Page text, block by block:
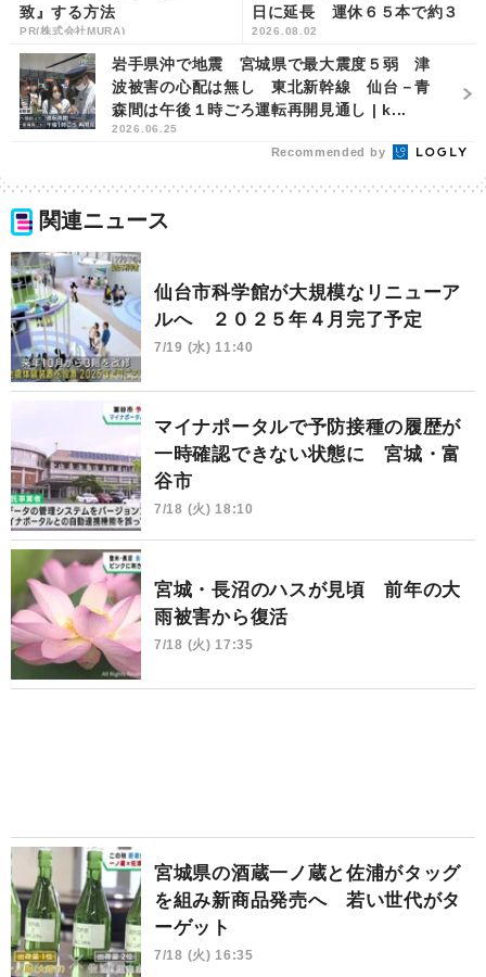
致』する方法
PR(株式会社MURA)
日に延長 運休６５本で約３
０００人い影響 宮城県 | kh
b東日本放送
2026.08.02
岩手県沖で地震 宮城県で最大震度５弱 津
波被害の心配は無し 東北新幹線 仙台－青
森間は午後１時ごろ運転再開見通し | k...
2026.06.25
Recommended by
関連ニュース
仙台市科学館が大規模なリニューア
ルへ ２０２５年４月完了予定
7/19 (水) 11:40
マイナポータルで予防接種の履歴が
一時確認できない状態に 宮城・富
谷市
7/18 (火) 18:10
宮城・長沼のハスが見頃 前年の大
雨被害から復活
7/18 (火) 17:35
宮城県の酒蔵一ノ蔵と佐浦がタッグ
を組み新商品発売へ 若い世代がタ
ーゲット
7/18 (火) 16:35